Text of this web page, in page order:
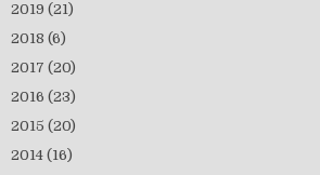
2019 (21)
2018 (6)
2017 (20)
2016 (23)
2015 (20)
2014 (16)